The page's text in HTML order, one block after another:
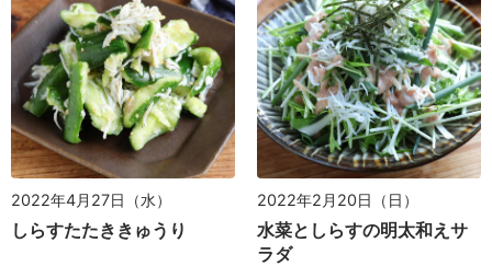
2022年4月27日（水）
しらすたたききゅうり
2022年2月20日（日）
水菜としらすの明太和えサ
ラダ